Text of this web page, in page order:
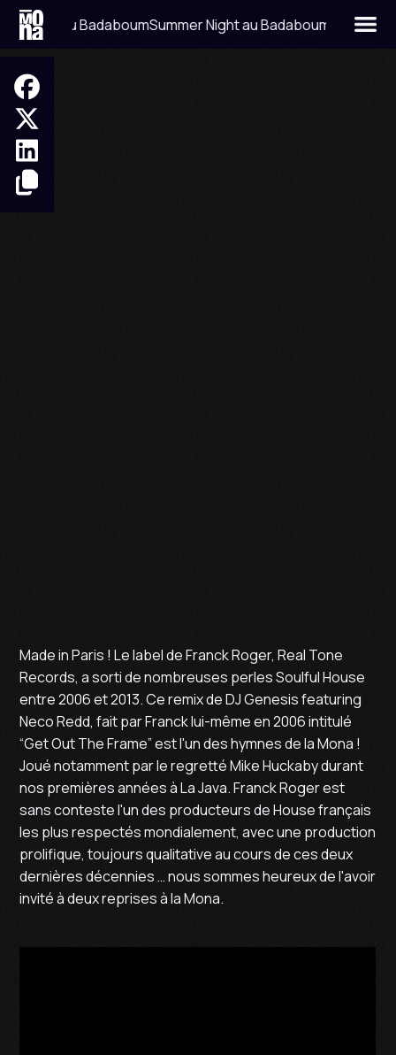
Night au BadaboumSummer Night au Badaboum
Made in Paris ! Le label de Franck Roger, Real Tone
Records, a sorti de nombreuses perles Soulful House
entre 2006 et 2013. Ce remix de DJ Genesis featuring
Neco Redd, fait par Franck lui-même en 2006 intitulé
“Get Out The Frame” est l'un des hymnes de la Mona !
Joué notamment par le regretté Mike Huckaby durant
nos premières années à La Java. Franck Roger est
sans conteste l'un des producteurs de House français
les plus respectés mondialement, avec une production
prolifique, toujours qualitative au cours de ces deux
dernières décennies … nous sommes heureux de l'avoir
invité à deux reprises à la Mona.